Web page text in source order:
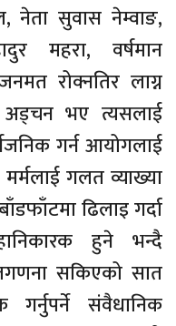
नेता सुवास नेम्वाङ,
महरा, वर्षमान
रोक्नतिर लाग्न
भए त्यसलाई
गर्न आयोगलाई
गलत व्याख्या
ढिलाइ गर्दा
हुने भन्दै
सकिएको सात
गर्नुपर्ने संवैधानिक